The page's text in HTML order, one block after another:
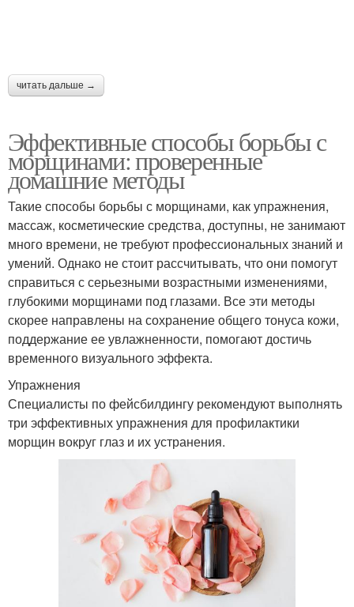
Маска для сухой кожи
Маска для
чувствительной кожи
Маски для жирной кожи
Маски для
чувствительной кожи
Домашние маски
Ингредиенты для
Домашняя маска Популярные маски
Творожная маска Ягодная маска
читать дальше →
Эффективные способы борьбы с
морщинами: проверенные
домашние методы
Такие способы борьбы с морщинами, как упражнения,
массаж, косметические средства, доступны, не занимают
много времени, не требуют профессиональных знаний и
умений. Однако не стоит рассчитывать, что они помогут
справиться с серьезными возрастными изменениями,
глубокими морщинами под глазами. Все эти методы
скорее направлены на сохранение общего тонуса кожи,
поддержание ее увлажненности, помогают достичь
временного визуального эффекта.
Упражнения
Специалисты по фейсбилдингу рекомендуют выполнять
три эффективных упражнения для профилактики
морщин вокруг глаз и их устранения.